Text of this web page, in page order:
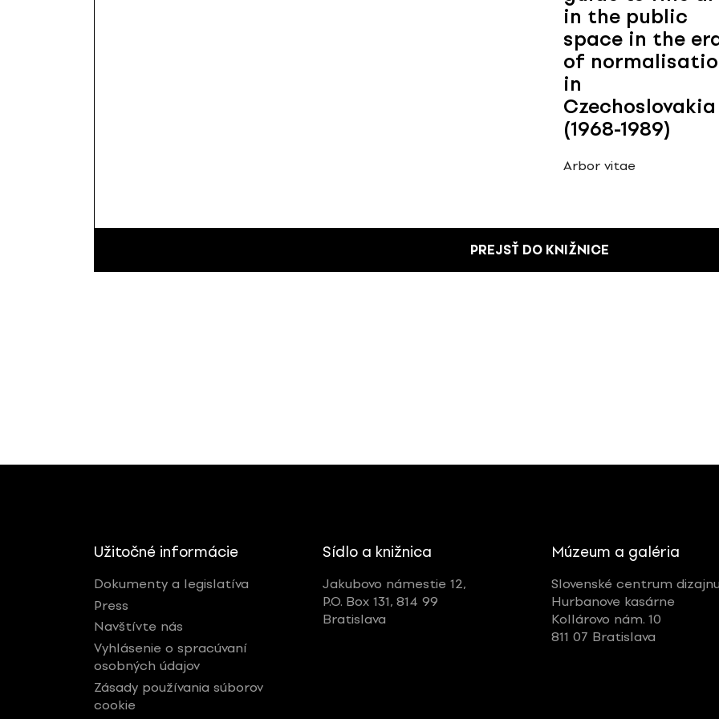
in the public
space in the
of
in
Czechoslovakia
(1968-1989)
Arbor vitae
PREJSŤ DO KNIŽNICE
Užitočné informácie
Dokumenty a legislatíva
Press
Navštívte nás
Vyhlásenie o spracúvaní
osobných údajov
Zásady používania súborov
cookie
Sídlo a knižnica
Jakubovo námestie 12,
P.O. Box 131, 814 99
Bratislava
Múzeum a galéria
Slovenské centrum
Hurbanove kasárne
Kollárovo nám. 10
811 07 Bratislava